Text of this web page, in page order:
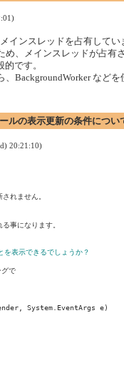
インスレッドを占有してい
、メインスレッドが占有
です。
、BackgroundWorker など
ルの表示更新の条件につい
20:21:10)
れません。
事になります。
表示できるでしょうか？
で
System.EventArgs e)